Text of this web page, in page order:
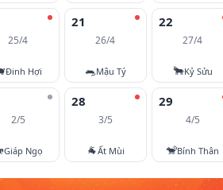
25/4
Đinh Hợi
21
26/4
🐀Mậu Tý
22
27/4
🐂Kỷ Sửu
2/5
Giáp Ngọ
28
3/5
🐐Ất Mùi
29
4/5
🐒Bính Thân